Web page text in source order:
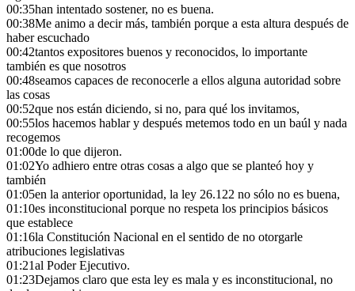
00:35han intentado sostener, no es buena.
00:38Me animo a decir más, también porque a esta altura después de
haber escuchado
00:42tantos expositores buenos y reconocidos, lo importante
también es que nosotros
00:48seamos capaces de reconocerle a ellos alguna autoridad sobre
las cosas
00:52que nos están diciendo, si no, para qué los invitamos,
00:55los hacemos hablar y después metemos todo en un baúl y nada
recogemos
01:00de lo que dijeron.
01:02Yo adhiero entre otras cosas a algo que se planteó hoy y
también
01:05en la anterior oportunidad, la ley 26.122 no sólo no es buena,
01:10es inconstitucional porque no respeta los principios básicos
que establece
01:16la Constitución Nacional en el sentido de no otorgarle
atribuciones legislativas
01:21al Poder Ejecutivo.
01:23Dejamos claro que esta ley es mala y es inconstitucional, no